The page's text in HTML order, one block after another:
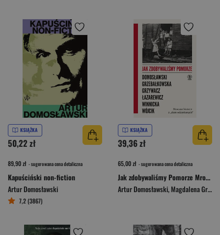
KSIĄŻKA
50,22 zł
89,90 zł - sugerowana cena detaliczna
Kapuściński non-fiction
Artur Domosławski
7,2 (3867)
KSIĄŻKA
39,36 zł
65,00 zł - sugerowana cena detaliczna
Jak zdobywaliśmy Pomorze Mroczne historie z „ziem odzyskanych”
Artur Domosławski,Magdalena Grzebałkowska